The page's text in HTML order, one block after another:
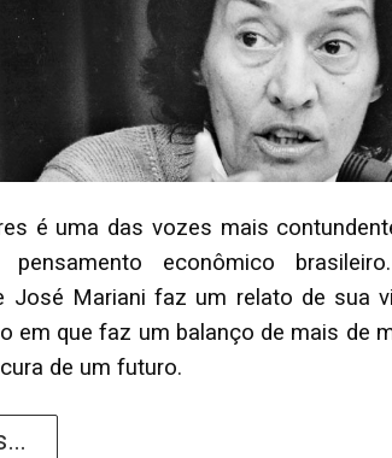
é uma das vozes mais
econômico
José Mariani faz um relato de sua
em que faz um balanço de mais de
de um futuro.